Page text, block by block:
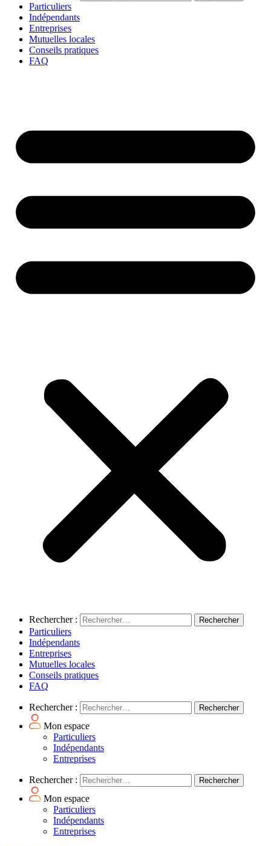
Particuliers
Indépendants
Entreprises
Mutuelles locales
Conseils pratiques
FAQ
Rechercher :
Particuliers
Indépendants
Entreprises
Mutuelles locales
Conseils pratiques
FAQ
Rechercher :
Mon espace
Particuliers
Indépendants
Entreprises
Rechercher :
Mon espace
Particuliers
Indépendants
Entreprises